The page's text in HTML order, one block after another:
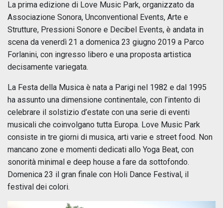
La prima edizione di Love Music Park, organizzato da
Associazione Sonora, Unconventional Events, Arte e
Strutture, Pressioni Sonore e Decibel Events, è andata in
scena da venerdì 21 a domenica 23 giugno 2019 a Parco
Forlanini, con ingresso libero e una proposta artistica
decisamente variegata.
La Festa della Musica è nata a Parigi nel 1982 e dal 1995
ha assunto una dimensione continentale, con l’intento di
celebrare il solstizio d’estate con una serie di eventi
musicali che coinvolgano tutta Europa. Love Music Park
consiste in tre giorni di musica, arti varie e street food. Non
mancano zone e momenti dedicati allo Yoga Beat, con
sonorità minimal e deep house a fare da sottofondo.
Domenica 23 il gran finale con Holi Dance Festival, il
festival dei colori.